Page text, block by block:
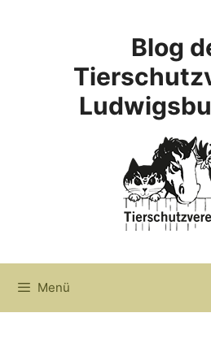
Blog
Menü